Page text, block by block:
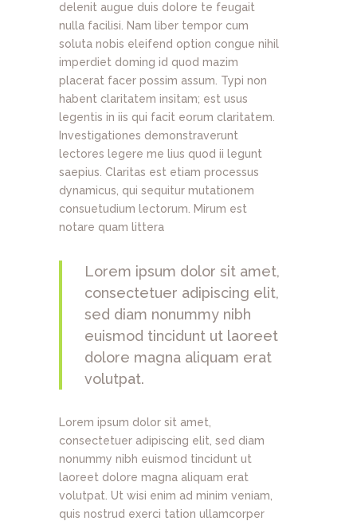
delenit augue duis dolore te feugait
nulla facilisi. Nam liber tempor cum
soluta nobis eleifend option congue nihil
imperdiet doming id quod mazim
placerat facer possim assum. Typi non
habent claritatem insitam; est usus
legentis in iis qui facit eorum claritatem.
Investigationes demonstraverunt
lectores legere me lius quod ii legunt
saepius. Claritas est etiam processus
dynamicus, qui sequitur mutationem
consuetudium lectorum. Mirum est
notare quam littera
Lorem ipsum dolor sit amet,
consectetuer adipiscing elit,
sed diam nonummy nibh
euismod tincidunt ut laoreet
dolore magna aliquam erat
volutpat.
Lorem ipsum dolor sit amet,
consectetuer adipiscing elit, sed diam
nonummy nibh euismod tincidunt ut
laoreet dolore magna aliquam erat
volutpat. Ut wisi enim ad minim veniam,
quis nostrud exerci tation ullamcorper